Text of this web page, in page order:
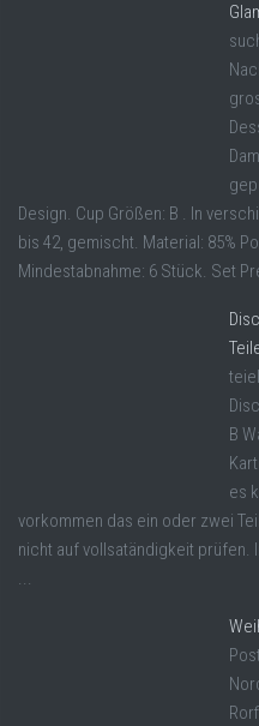
Design. Cup Größen: B . In
bis 42, gemischt. Material: 85%
Mindestabnahme: 6 Stück. Set
B
es
vorkommen das ein oder zwei
nicht auf vollsatändigkeit prüfen.
...